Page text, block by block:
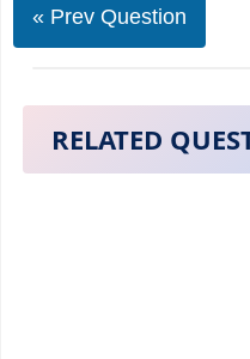
« Prev Question
RELATED